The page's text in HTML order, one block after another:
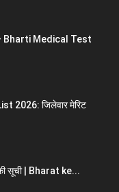
– Bharti Medical Test
2026: जिलेवार मेरिट
सूची | Bharat ke...